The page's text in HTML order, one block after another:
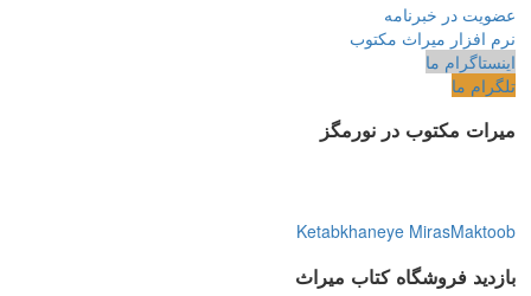
عضویت در خبرنامه
نرم افزار میراث مکتوب
اینستاگرام ما
تلگرام ما
میرات مکتوب در نورمگز
Ketabkhaneye MirasMaktoob
بازدید فروشگاه کتاب میراث